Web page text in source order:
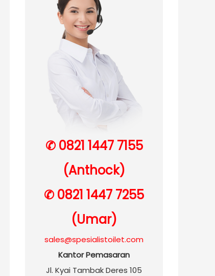
✆ 0821 1447 7155
(Anthock)
✆ 0821 1447 7255
(Umar)
sales@spesialistoilet.com
Kantor Pemasaran
Jl. Kyai Tambak Deres 105